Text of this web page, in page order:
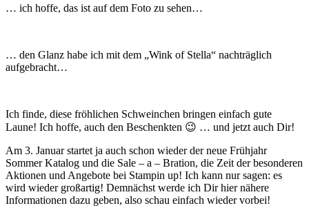
… ich hoffe, das ist auf dem Foto zu sehen…
… den Glanz habe ich mit dem „Wink of Stella“ nachträglich
aufgebracht…
Ich finde, diese fröhlichen Schweinchen bringen einfach gute
Laune! Ich hoffe, auch den Beschenkten 😉 … und jetzt auch Dir!
Am 3. Januar startet ja auch schon wieder der neue Frühjahr
Sommer Katalog und die Sale – a – Bration, die Zeit der besonderen
Aktionen und Angebote bei Stampin up! Ich kann nur sagen: es
wird wieder großartig! Demnächst werde ich Dir hier nähere
Informationen dazu geben, also schau einfach wieder vorbei!